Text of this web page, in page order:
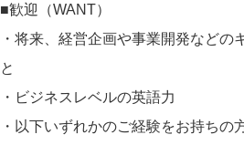
■歓迎（WANT）
・将来、経営企画や事業開発などの
と
・ビジネスレベルの英語力
・以下いずれかのご経験をお持ちの